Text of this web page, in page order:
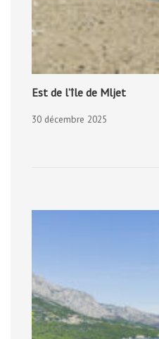
Est de l’île de Mljet
30 décembre 2025